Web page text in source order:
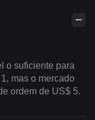
o suficiente para
mas o mercado
ordem de US$ 5.